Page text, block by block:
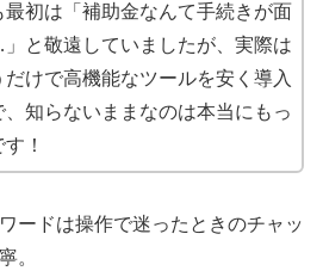
最初は「補助金なんて手続きが面
と敬遠していましたが、実際は
だけで高機能なツールを安く導入
、知らないままなのは本当にもっ
！
ードは操作で迷ったときのチャッ
。